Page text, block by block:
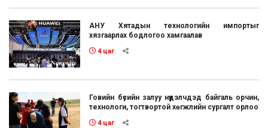
АНУ Хятадын технологийн импортыг
хязгаарлах бодлогоо хамгаалав
4 цаг
Говийн бүсийн залуу нүүдэлчдэд байгаль орчин,
технологи, тогтвортой хөгжлийн сургалт орлоо
4 цаг